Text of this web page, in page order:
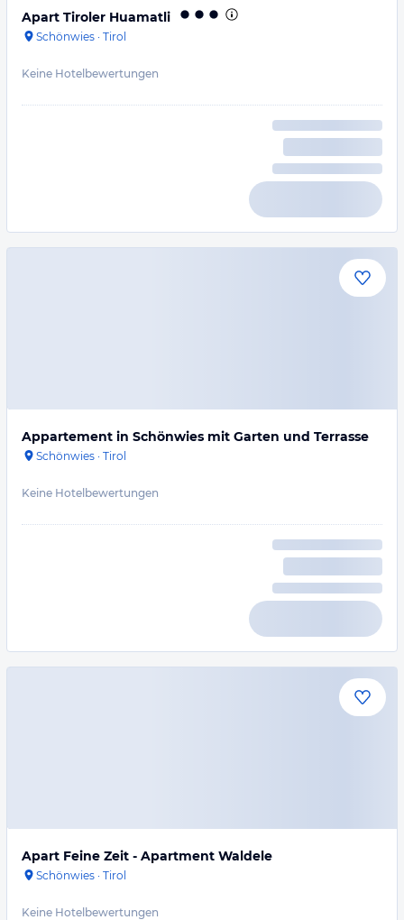
Apart Tiroler Huamatli
Schönwies · Tirol
Keine Hotelbewertungen
Appartement in Schönwies mit Garten und Terrasse
Schönwies · Tirol
Keine Hotelbewertungen
Apart Feine Zeit - Apartment Waldele
Schönwies · Tirol
Keine Hotelbewertungen